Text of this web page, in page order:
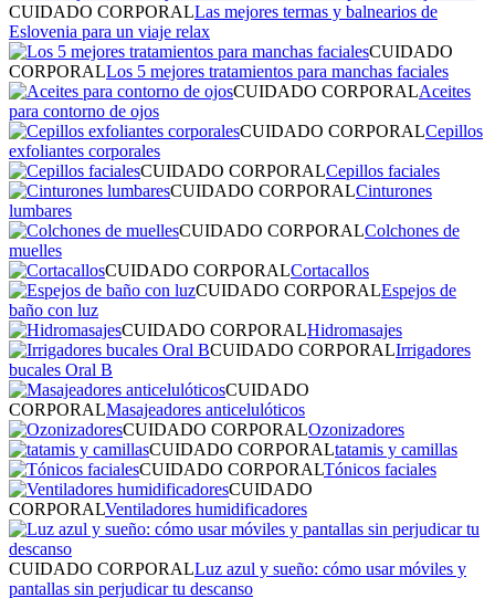
CUIDADO CORPORALLas mejores termas y balnearios de
Eslovenia para un viaje relax
CUIDADO
CORPORALLos 5 mejores tratamientos para manchas faciales
CUIDADO CORPORALAceites
para contorno de ojos
CUIDADO CORPORALCepillos
exfoliantes corporales
CUIDADO CORPORALCepillos faciales
CUIDADO CORPORALCinturones
lumbares
CUIDADO CORPORALColchones de
muelles
CUIDADO CORPORALCortacallos
CUIDADO CORPORALEspejos de
baño con luz
CUIDADO CORPORALHidromasajes
CUIDADO CORPORALIrrigadores
bucales Oral B
CUIDADO
CORPORALMasajeadores anticelulóticos
CUIDADO CORPORALOzonizadores
CUIDADO CORPORALtatamis y camillas
CUIDADO CORPORALTónicos faciales
CUIDADO
CORPORALVentiladores humidificadores
CUIDADO CORPORALLuz azul y sueño: cómo usar móviles y
pantallas sin perjudicar tu descanso